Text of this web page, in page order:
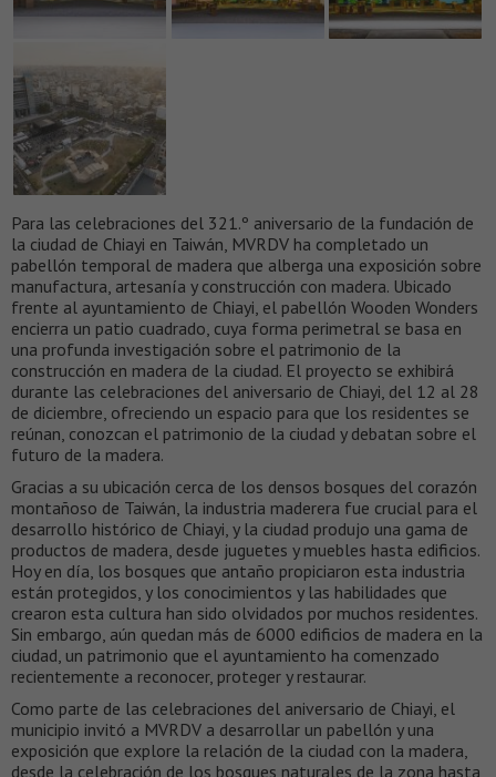
Para las celebraciones del 321.º aniversario de la fundación de
la ciudad de Chiayi en Taiwán, MVRDV ha completado un
pabellón temporal de madera que alberga una exposición sobre
manufactura, artesanía y construcción con madera. Ubicado
frente al ayuntamiento de Chiayi, el pabellón Wooden Wonders
encierra un patio cuadrado, cuya forma perimetral se basa en
una profunda investigación sobre el patrimonio de la
construcción en madera de la ciudad. El proyecto se exhibirá
durante las celebraciones del aniversario de Chiayi, del 12 al 28
de diciembre, ofreciendo un espacio para que los residentes se
reúnan, conozcan el patrimonio de la ciudad y debatan sobre el
futuro de la madera.
Gracias a su ubicación cerca de los densos bosques del corazón
montañoso de Taiwán, la industria maderera fue crucial para el
desarrollo histórico de Chiayi, y la ciudad produjo una gama de
productos de madera, desde juguetes y muebles hasta edificios.
Hoy en día, los bosques que antaño propiciaron esta industria
están protegidos, y los conocimientos y las habilidades que
crearon esta cultura han sido olvidados por muchos residentes.
Sin embargo, aún quedan más de 6000 edificios de madera en la
ciudad, un patrimonio que el ayuntamiento ha comenzado
recientemente a reconocer, proteger y restaurar.
Como parte de las celebraciones del aniversario de Chiayi, el
municipio invitó a MVRDV a desarrollar un pabellón y una
exposición que explore la relación de la ciudad con la madera,
desde la celebración de los bosques naturales de la zona hasta